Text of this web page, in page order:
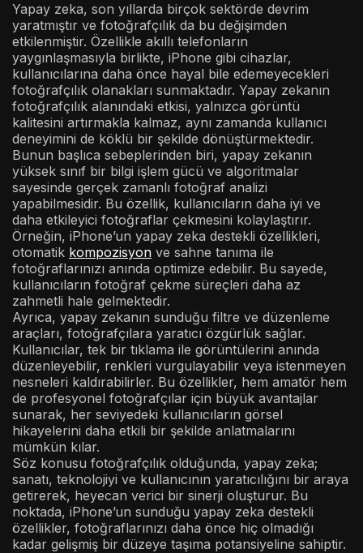
Yapay zeka, son yıllarda birçok sektörde devrim
yaratmıştır ve fotoğrafçılık da bu değişimden
etkilenmiştir. Özellikle akıllı telefonların
yaygınlaşmasıyla birlikte, iPhone gibi cihazlar,
kullanıcılarına daha önce hayal bile edemeyecekleri
fotoğrafçılık olanakları sunmaktadır. Yapay zekanın
fotoğrafçılık alanındaki etkisi, yalnızca görüntü
kalitesini artırmakla kalmaz, aynı zamanda kullanıcı
deneyimini de köklü bir şekilde dönüştürmektedir.
Bunun başlıca sebeplerinden biri, yapay zekanın
yüksek sınıf bir bilgi işlem gücü ve algoritmalar
sayesinde gerçek zamanlı fotoğraf analizi
yapabilmesidir. Bu özellik, kullanıcıların daha iyi ve
daha etkileyici fotoğraflar çekmesini kolaylaştırır.
Örneğin, iPhone’un yapay zeka destekli özellikleri,
otomatik kompozisyon ve sahne tanıma ile
fotoğraflarınızı anında optimize edebilir. Bu sayede,
kullanıcıların fotoğraf çekme süreçleri daha az
zahmetli hale gelmektedir.
Ayrıca, yapay zekanın sunduğu filtre ve düzenleme
araçları, fotoğrafçılara yaratıcı özgürlük sağlar.
Kullanıcılar, tek bir tıklama ile görüntülerini anında
düzenleyebilir, renkleri vurgulayabilir veya istenmeyen
nesneleri kaldırabilirler. Bu özellikler, hem amatör hem
de profesyonel fotoğrafçılar için büyük avantajlar
sunarak, her seviyedeki kullanıcıların görsel
hikayelerini daha etkili bir şekilde anlatmalarını
mümkün kılar.
Söz konusu fotoğrafçılık olduğunda, yapay zeka;
sanatı, teknolojiyi ve kullanıcının yaratıcılığını bir araya
getirerek, heyecan verici bir sinerji oluşturur. Bu
noktada, iPhone’un sunduğu yapay zeka destekli
özellikler, fotoğraflarınızı daha önce hiç olmadığı
kadar gelişmiş bir düzeye taşıma potansiyeline sahiptir.